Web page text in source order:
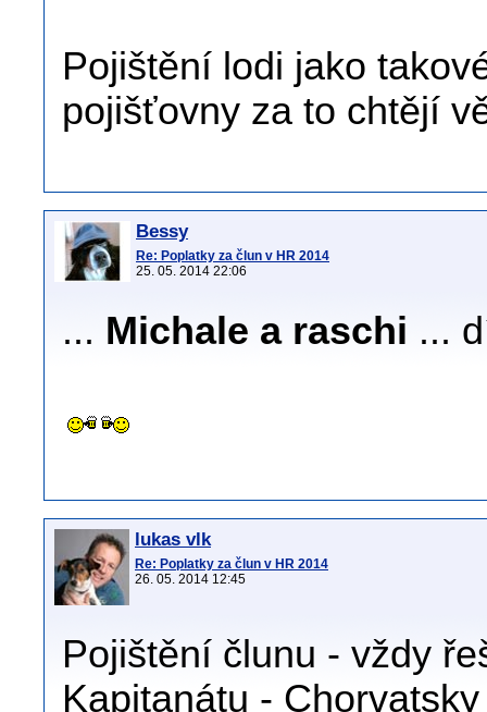
Pojištění lodi jako
pojišťovny za to chtějí
Bessy
Re: Poplatky za člun v HR 2014
25. 05. 2014 22:06
... Michale a raschi ...
lukas vlk
Re: Poplatky za člun v HR 2014
26. 05. 2014 12:45
Pojištění člunu - vždy
Kapitanátu -